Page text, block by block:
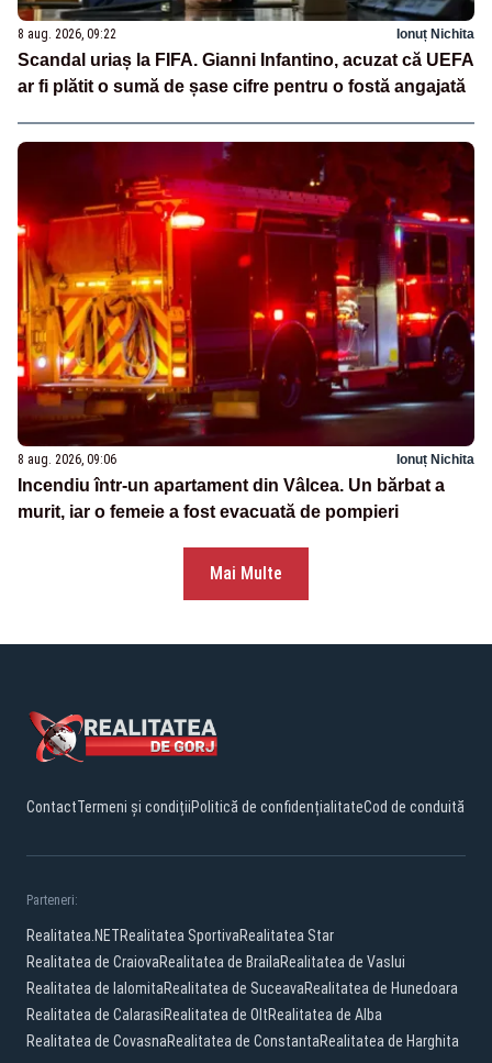
8 aug. 2026, 09:22 Ionuț Nichita
Scandal uriaș la FIFA. Gianni Infantino, acuzat că UEFA
ar fi plătit o sumă de șase cifre pentru o fostă angajată
8 aug. 2026, 09:06 Ionuț Nichita
Incendiu într-un apartament din Vâlcea. Un bărbat a
murit, iar o femeie a fost evacuată de pompieri
Mai Multe
ContactTermeni și condițiiPolitică de confidențialitateCod de conduită
Parteneri:
Realitatea.NETRealitatea SportivaRealitatea Star
Realitatea de CraiovaRealitatea de BrailaRealitatea de Vaslui
Realitatea de IalomitaRealitatea de SuceavaRealitatea de Hunedoara
Realitatea de CalarasiRealitatea de OltRealitatea de Alba
Realitatea de CovasnaRealitatea de ConstantaRealitatea de Harghita